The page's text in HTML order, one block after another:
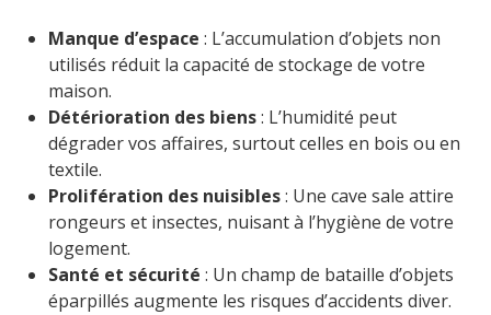
Manque d’espace : L’accumulation d’objets non
utilisés réduit la capacité de stockage de votre
maison.
Détérioration des biens: L’humidité peut
dégrader vos affaires, surtout celles en bois ou en
textile.
Prolifération des nuisibles: Une cave sale attire
rongeurs et insectes, nuisant à l’hygiène de votre
logement.
Santé et sécurité : Un champ de bataille d’objets
éparpillés augmente les risques d’accidents diver.